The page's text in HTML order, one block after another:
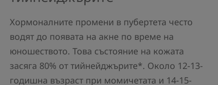
Хормоналните промени в пубертета често
водят до появата на акне по време на
юношеството. Това състояние на кожата
засяга 80% от тийнейджърите*. Около 12-13-
годишна възраст при момичетата и 14-15-